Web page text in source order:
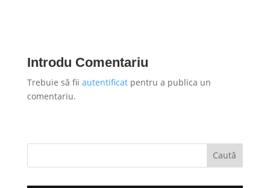
Introdu Comentariu
Trebuie să fii autentificatpentru a publica un
comentariu.